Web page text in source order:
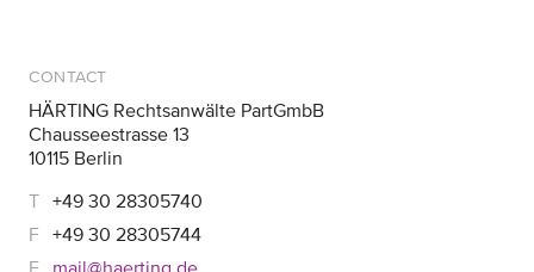
CONTACT
HÄRTING Rechtsanwälte PartGmbB
Chausseestrasse 13
10115 Berlin
+49 30 28305740
+49 30 28305744